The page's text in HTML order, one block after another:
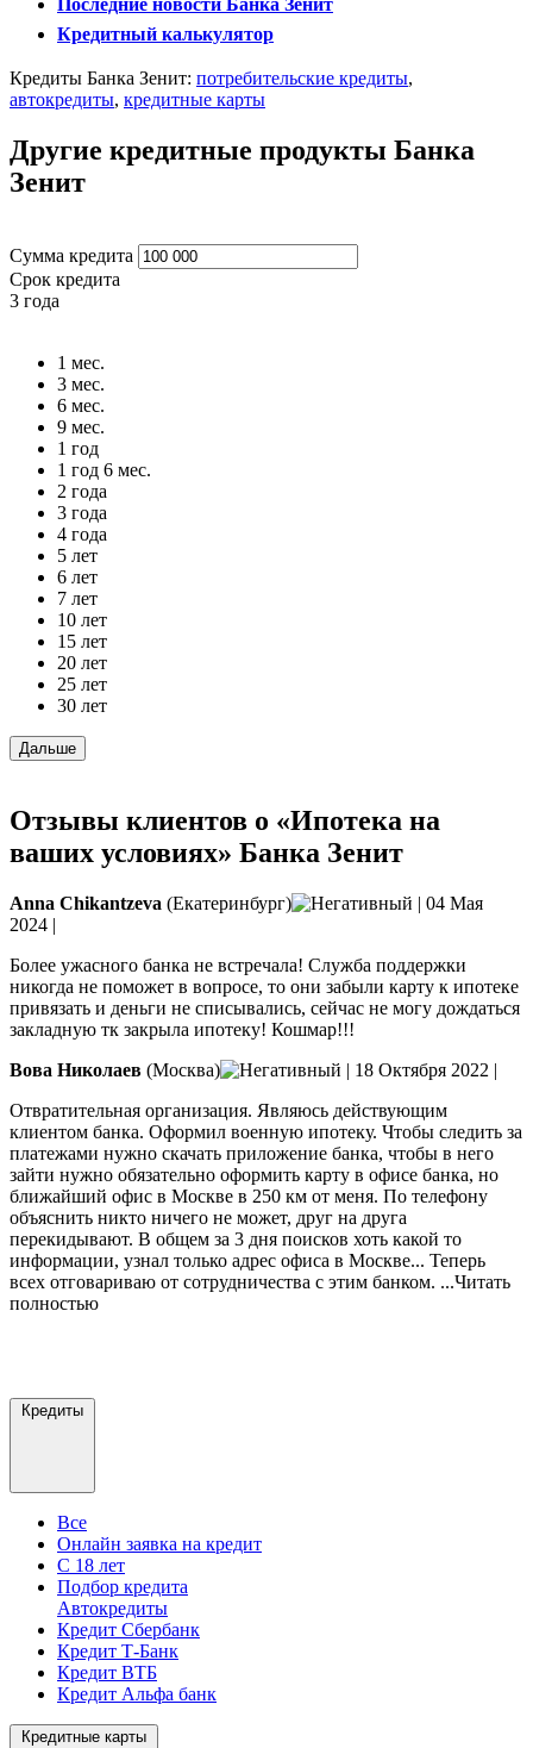
Кредитный калькулятор
Кредиты Банка Зенит: потребительские кредиты,
автокредиты, кредитные карты
Другие кредитные продукты Банка
Зенит
Сумма кредита
Срок кредита
3 года
1 мес.
3 мес.
6 мес.
9 мес.
1 год
1 год 6 мес.
2 года
3 года
4 года
5 лет
6 лет
7 лет
10 лет
15 лет
20 лет
25 лет
30 лет
Отзывы клиентов о «Ипотека на
ваших условиях» Банка Зенит
Anna Chikantzeva (Екатеринбург) | 04 Мая
2024 |
Более ужасного банка не встречала! Служба поддержки
никогда не поможет в вопросе, то они забыли карту к ипотеке
привязать и деньги не списывались, сейчас не могу дождаться
закладную тк закрыла ипотеку! Кошмар!!!
Вова Николаев (Москва) | 18 Октября 2022 |
Отвратительная организация. Являюсь действующим
клиентом банка. Оформил военную ипотеку. Чтобы следить за
платежами нужно скачать приложение банка, чтобы в него
зайти нужно обязательно оформить карту в офисе банка, но
ближайший офис в Москве в 250 км от меня. По телефону
объяснить никто ничего не может, друг на друга
перекидывают. В общем за 3 дня поисков хоть какой то
информации, узнал только адрес офиса в Москве... Теперь
всех отговариваю от сотрудничества с этим банком. ...Читать
полностью
Кредиты
Все
Онлайн заявка на кредит
С 18 лет
Подбор кредита
Автокредиты
Кредит Сбербанк
Кредит Т-Банк
Кредит ВТБ
Кредит Альфа банк
Кредитные карты